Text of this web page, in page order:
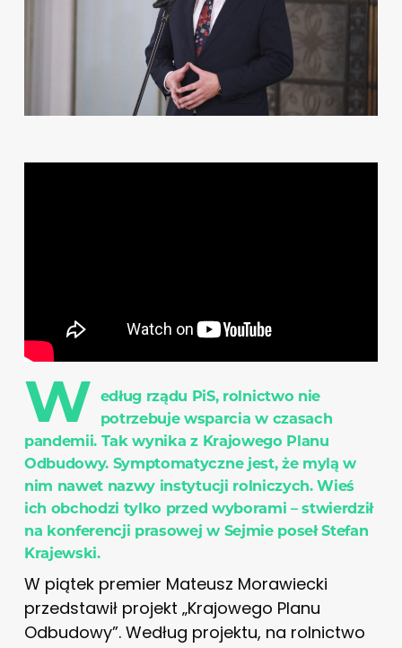
W edług rządu PiS, rolnictwo nie
potrzebuje wsparcia w czasach
pandemii. Tak wynika z Krajowego Planu
Odbudowy. Symptomatyczne jest, że mylą w
nim nawet nazwy instytucji rolniczych. Wieś
ich obchodzi tylko przed wyborami – stwierdził
na konferencji prasowej w Sejmie poseł Stefan
Krajewski.
W piątek premier Mateusz Morawiecki
przedstawił projekt „Krajowego Planu
Odbudowy”. Według projektu, na rolnictwo